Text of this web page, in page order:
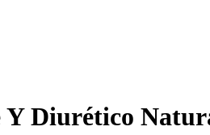
Y Diurético